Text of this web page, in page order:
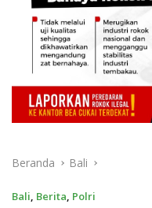
Beranda Bali
Bali, Berita, Polri